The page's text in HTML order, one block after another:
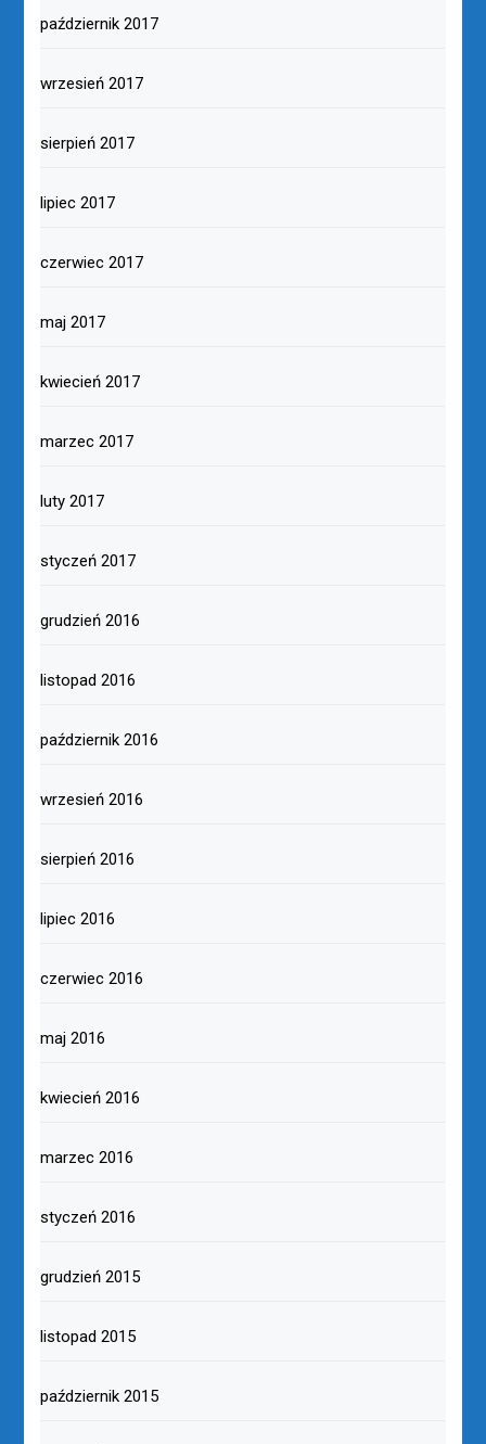
październik 2017
wrzesień 2017
sierpień 2017
lipiec 2017
czerwiec 2017
maj 2017
kwiecień 2017
marzec 2017
luty 2017
styczeń 2017
grudzień 2016
listopad 2016
październik 2016
wrzesień 2016
sierpień 2016
lipiec 2016
czerwiec 2016
maj 2016
kwiecień 2016
marzec 2016
styczeń 2016
grudzień 2015
listopad 2015
październik 2015